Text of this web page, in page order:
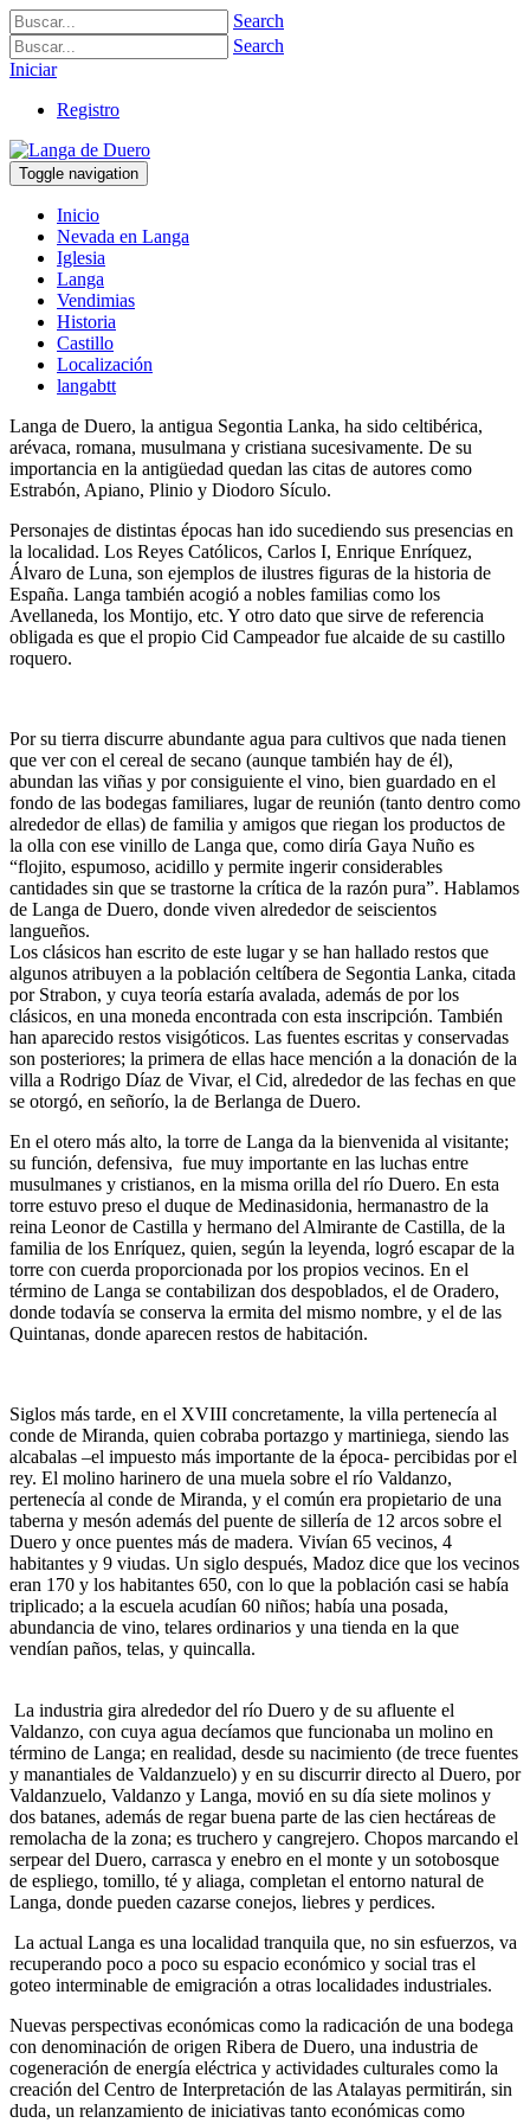
Search
Search
Iniciar
Registro
Toggle navigation
Inicio
Nevada en Langa
Iglesia
Langa
Vendimias
Historia
Castillo
Localización
langabtt
Langa de Duero, la antigua Segontia Lanka, ha sido celtibérica,
arévaca, romana, musulmana y cristiana sucesivamente. De su
importancia en la antigüedad quedan las citas de autores como
Estrabón, Apiano, Plinio y Diodoro Sículo.
Personajes de distintas épocas han ido sucediendo sus presencias en
la localidad. Los Reyes Católicos, Carlos I, Enrique Enríquez,
Álvaro de Luna, son ejemplos de ilustres figuras de la historia de
España. Langa también acogió a nobles familias como los
Avellaneda, los Montijo, etc. Y otro dato que sirve de referencia
obligada es que el propio Cid Campeador fue alcaide de su castillo
roquero.
Por su tierra discurre abundante agua para cultivos que nada tienen
que ver con el cereal de secano (aunque también hay de él),
abundan las viñas y por consiguiente el vino, bien guardado en el
fondo de las bodegas familiares, lugar de reunión (tanto dentro como
alrededor de ellas) de familia y amigos que riegan los productos de
la olla con ese vinillo de Langa que, como diría Gaya Nuño es
“flojito, espumoso, acidillo y permite ingerir considerables
cantidades sin que se trastorne la crítica de la razón pura”. Hablamos
de Langa de Duero, donde viven alrededor de seiscientos
langueños.
Los clásicos han escrito de este lugar y se han hallado restos que
algunos atribuyen a la población celtíbera de Segontia Lanka, citada
por Strabon, y cuya teoría estaría avalada, además de por los
clásicos, en una moneda encontrada con esta inscripción. También
han aparecido restos visigóticos. Las fuentes escritas y conservadas
son posteriores; la primera de ellas hace mención a la donación de la
villa a Rodrigo Díaz de Vivar, el Cid, alrededor de las fechas en que
se otorgó, en señorío, la de Berlanga de Duero.
En el otero más alto, la torre de Langa da la bienvenida al visitante;
su función, defensiva, fue muy importante en las luchas entre
musulmanes y cristianos, en la misma orilla del río Duero. En esta
torre estuvo preso el duque de Medinasidonia, hermanastro de la
reina Leonor de Castilla y hermano del Almirante de Castilla, de la
familia de los Enríquez, quien, según la leyenda, logró escapar de la
torre con cuerda proporcionada por los propios vecinos. En el
término de Langa se contabilizan dos despoblados, el de Oradero,
donde todavía se conserva la ermita del mismo nombre, y el de las
Quintanas, donde aparecen restos de habitación.
Siglos más tarde, en el XVIII concretamente, la villa pertenecía al
conde de Miranda, quien cobraba portazgo y martiniega, siendo las
alcabalas –el impuesto más importante de la época- percibidas por el
rey. El molino harinero de una muela sobre el río Valdanzo,
pertenecía al conde de Miranda, y el común era propietario de una
taberna y mesón además del puente de sillería de 12 arcos sobre el
Duero y once puentes más de madera. Vivían 65 vecinos, 4
habitantes y 9 viudas. Un siglo después, Madoz dice que los vecinos
eran 170 y los habitantes 650, con lo que la población casi se había
triplicado; a la escuela acudían 60 niños; había una posada,
abundancia de vino, telares ordinarios y una tienda en la que
vendían paños, telas, y quincalla.
La industria gira alrededor del río Duero y de su afluente el
Valdanzo, con cuya agua decíamos que funcionaba un molino en
término de Langa; en realidad, desde su nacimiento (de trece fuentes
y manantiales de Valdanzuelo) y en su discurrir directo al Duero, por
Valdanzuelo, Valdanzo y Langa, movió en su día siete molinos y
dos batanes, además de regar buena parte de las cien hectáreas de
remolacha de la zona; es truchero y cangrejero. Chopos marcando el
serpear del Duero, carrasca y enebro en el monte y un sotobosque
de espliego, tomillo, té y aliaga, completan el entorno natural de
Langa, donde pueden cazarse conejos, liebres y perdices.
La actual Langa es una localidad tranquila que, no sin esfuerzos, va
recuperando poco a poco su espacio económico y social tras el
goteo interminable de emigración a otras localidades industriales.
Nuevas perspectivas económicas como la radicación de una bodega
con denominación de origen Ribera de Duero, una industria de
cogeneración de energía eléctrica y actividades culturales como la
creación del Centro de Interpretación de las Atalayas permitirán, sin
duda, un relanzamiento de iniciativas tanto económicas como